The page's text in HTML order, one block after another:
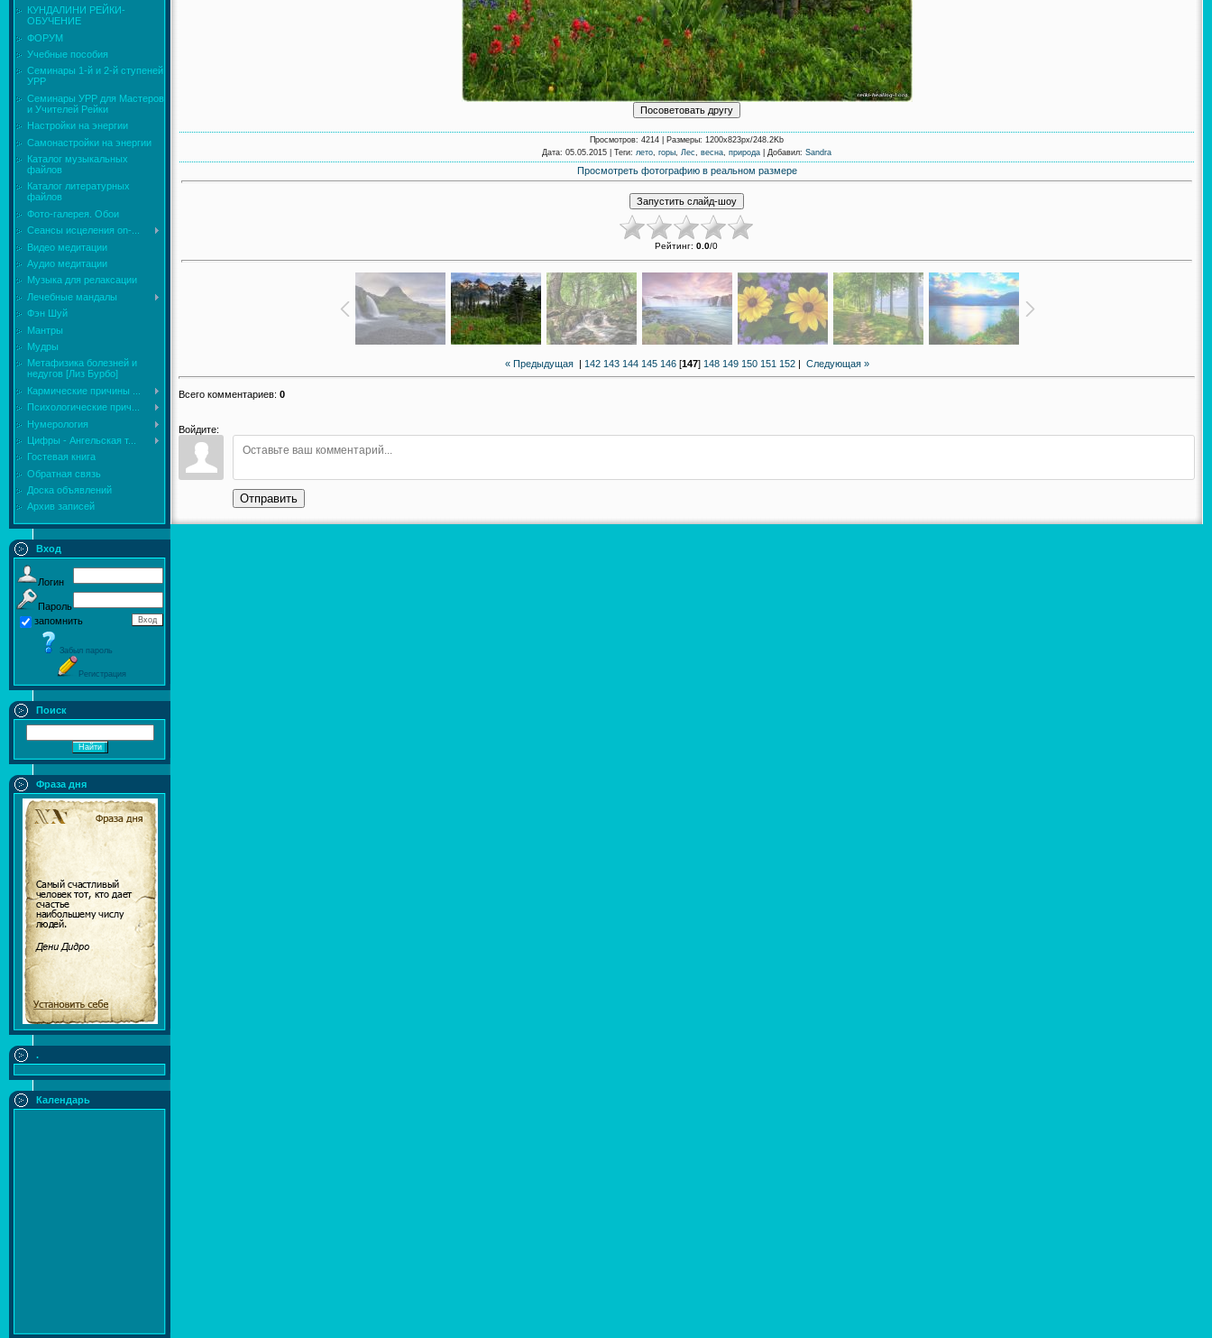
КУНДАЛИНИ РЕЙКИ-
ОБУЧЕНИЕ
ФОРУМ
Учебные пособия
Семинары 1-й и 2-й ступеней
УРР
Семинары УРР для Мастеров
и Учителей Рейки
Настройки на энергии
Самонастройки на энергии
Каталог музыкальных
файлов
Каталог литературных
файлов
Фото-галерея. Обои
Сеансы исцеления on-...
Видео медитации
Аудио медитации
Музыка для релаксации
Лечебные мандалы
Фэн Шуй
Мантры
Мудры
Mетафизика болезней и
недугов [Лиз Бурбо]
Кармические причины ...
Психологические прич...
Нумерология
Цифры - Ангельская т...
Гостевая книга
Обратная связь
Доска объявлений
Архив записей
Вход
Логин
Пароль
запомнить
Забыл пароль
Регистрация
Поиск
Фраза дня
.
Календарь
Просмотров: 4214 | Размеры: 1200x823px/248.2Kb
Дата: 05.05.2015 | Теги: лето горы Лес весна природа Добавил: Sandra
Просмотреть фотографию в реальном размере
Рейтинг: 0.0/0
« Предыдущая| 142 143 144 145 146[147] 148 149 150 151 152| Следующая »
Всего комментариев: 0
Войдите:
Отправить